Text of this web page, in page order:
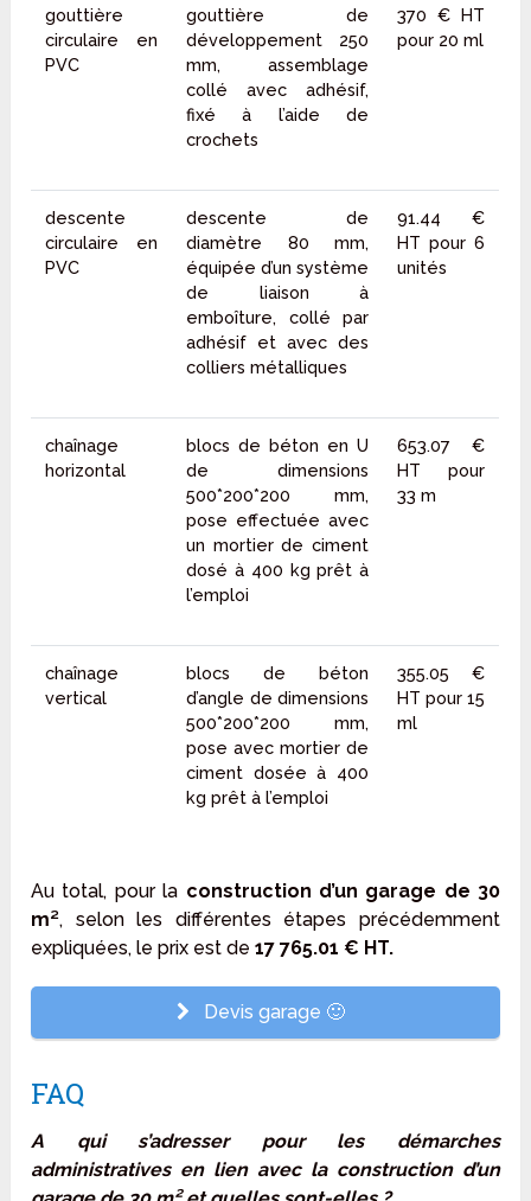
gouttière
circulaire en
PVC
gouttière de
développement 250
mm, assemblage
collé avec adhésif,
fixé à l’aide de
crochets
370 € HT
pour 20 ml
descente
circulaire en
PVC
descente de
diamètre 80 mm,
équipée d’un système
de liaison à
emboîture, collé par
adhésif et avec des
colliers métalliques
91.44 €
HT pour 6
unités
chaînage
horizontal
blocs de béton en U
de dimensions
500*200*200 mm,
pose effectuée avec
un mortier de ciment
dosé à 400 kg prêt à
l’emploi
653.07 €
HT pour
33 m
chaînage
vertical
blocs de béton
d’angle de dimensions
500*200*200 mm,
pose avec mortier de
ciment dosée à 400
kg prêt à l’emploi
355.05 €
HT pour 15
ml
Au total, pour la construction d’un garage de 30
m², selon les différentes étapes précédemment
expliquées, le prix est de17 765.01 € HT.
Devis garage 🙂
FAQ
A qui s’adresser pour les démarches
administratives en lien avec la construction d’un